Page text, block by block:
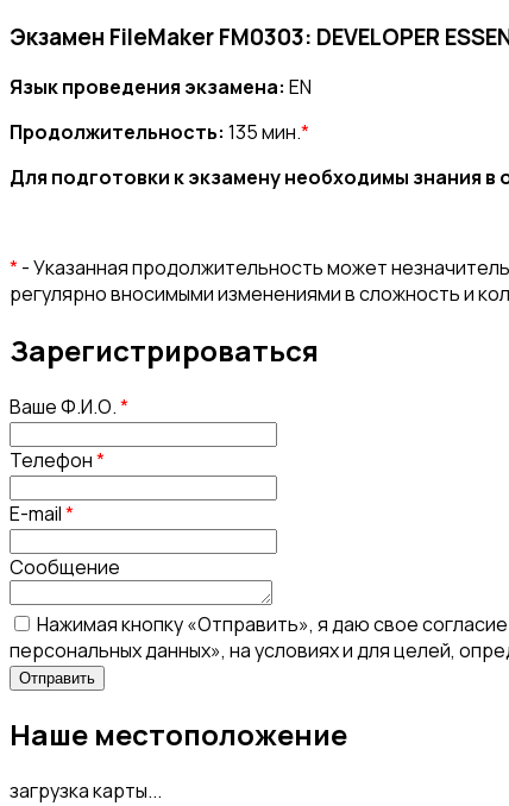
Экзамен FileMaker FM0303: DEVELOPER
Язык проведения экзамена: EN
Продолжительность: 135 мин.*
Для подготовки к экзамену необходимы знания
*- Указанная продолжительность может
регулярно вносимыми изменениями в сложность и
Зарегистрироваться
Ваше Ф.И.О.*
Телефон*
E-mail*
Сообщение
Нажимая кнопку «Отправить», я даю свое
персональных данных», на условиях и для целей,
Наше местоположение
загрузка карты...